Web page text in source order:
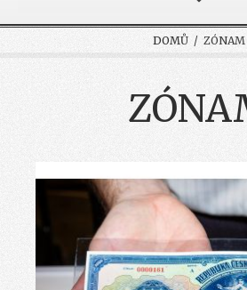
DOMŮ / ZÓNAM